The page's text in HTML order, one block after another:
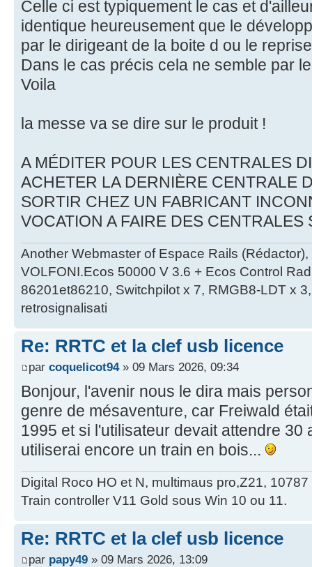
Celle ci est typiquement le cas et
identique heureusement que le
par le dirigeant de la boite d ou le
Dans le cas précis cela ne semble par
Voila
la messe va se dire sur le produit !
A MÉDITER POUR LES CENTRALES
ACHETER LA DERNIÈRE CENTRALE
SORTIR CHEZ UN FABRICANT
VOCATION A FAIRE DES
Another Webmaster of Espace Rails
VOLFONI.Ecos 50000 V 3.6 + Ecos Control
86201et86210, Switchpilot x 7, RMGB8-LDT x
retrosignalisati
Re: RRTC et la clef usb licence
par coquelicot94» 09 Mars 2026, 09:34
Bonjour, l'avenir nous le dira mais
genre de mésaventure, car Freiwald
1995 et si l'utilisateur devait attendre
utiliserai encore un train en bois...
Digital Roco HO et N, multimaus pro,Z21,
Train controller V11 Gold sous Win 10 ou 11.
Re: RRTC et la clef usb licence
par papy49 » 09 Mars 2026, 13:09